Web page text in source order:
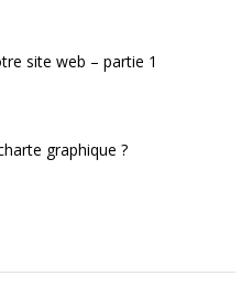
site web – partie 1
graphique ?